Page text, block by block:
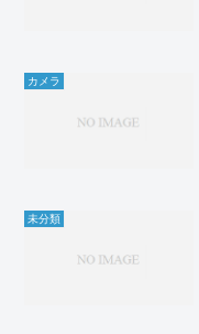
カメラ
未分類